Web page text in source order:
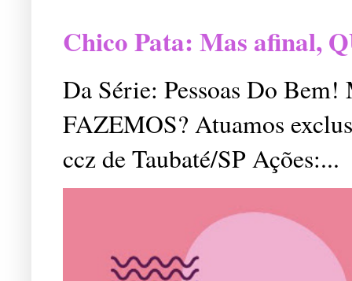
Chico Pata: Mas afinal,
Da Série: Pessoas Do
FAZEMOS? Atuamos
ccz de Taubaté/SP Ações:...